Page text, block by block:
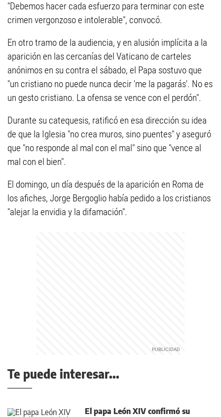
"Debemos hacer cada esfuerzo para terminar con este
crimen vergonzoso e intolerable", convocó.
En otro tramo de la audiencia, y en alusión implícita a la
aparición en las cercanías del Vaticano de carteles
anónimos en su contra el sábado, el Papa sostuvo que
"un cristiano no puede nunca decir 'me la pagarás'. No es
un gesto cristiano. La ofensa se vence con el perdón".
Durante su catequesis, ratificó en esa dirección su idea
de que la Iglesia "no crea muros, sino puentes" y aseguró
que "no responde al mal con el mal" sino que "vence al
mal con el bien".
El domingo, un día después de la aparición en Roma de
los afiches, Jorge Bergoglio había pedido a los cristianos
"alejar la envidia y la difamación".
Te puede interesar...
El papa León XIV confirmó su